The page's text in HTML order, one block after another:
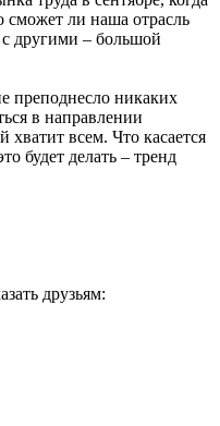
ли наша отрасль
другими – большой
преподнесло никаких
в направлении
хватит всем. Что касается
будет делать – тренд
друзьям: